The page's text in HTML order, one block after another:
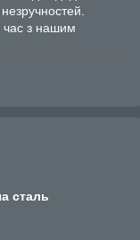
час з нашим
сталь